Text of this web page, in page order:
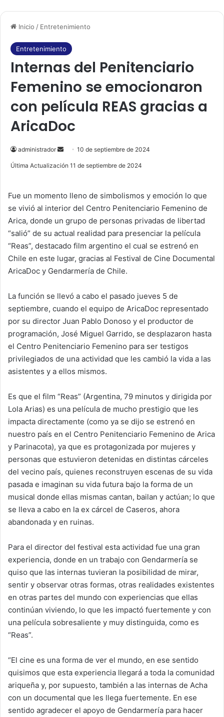
Inicio / Entretenimiento
Entretenimiento
Internas del Penitenciario
Femenino se emocionaron
con película REAS gracias a
AricaDoc
administrador
e
a
n
e
m
a
i
l
10 de septiembre de 2024
Última Actualización 11 de septiembre de 2024
Fue un momento lleno de simbolismos y emoción lo que
se vivió al interior del Centro Penitenciario Femenino de
Arica, donde un grupo de personas privadas de libertad
“salió” de su actual realidad para presenciar la película
“Reas”, destacado film argentino el cual se estrenó en
Chile en este lugar, gracias al Festival de Cine Documental
AricaDoc y Gendarmería de Chile.
La función se llevó a cabo el pasado jueves 5 de
septiembre, cuando el equipo de AricaDoc representado
por su director Juan Pablo Donoso y el productor de
programación, José Miguel Garrido, se desplazaron hasta
el Centro Penitenciario Femenino para ser testigos
privilegiados de una actividad que les cambió la vida a las
asistentes y a ellos mismos.
Es que el film “Reas” (Argentina, 79 minutos y dirigida por
Lola Arias) es una película de mucho prestigio que les
impacta directamente (como ya se dijo se estrenó en
nuestro país en el Centro Penitenciario Femenino de Arica
y Parinacota), ya que es protagonizada por mujeres y
personas que estuvieron detenidas en distintas cárceles
del vecino país, quienes reconstruyen escenas de su vida
pasada e imaginan su vida futura bajo la forma de un
musical donde ellas mismas cantan, bailan y actúan; lo que
se lleva a cabo en la ex cárcel de Caseros, ahora
abandonada y en ruinas.
Para el director del festival esta actividad fue una gran
experiencia, donde en un trabajo con Gendarmería se
quiso que las internas tuvieran la posibilidad de mirar,
sentir y observar otras formas, otras realidades existentes
en otras partes del mundo con experiencias que ellas
continúan viviendo, lo que les impactó fuertemente y con
una película sobresaliente y muy distinguida, como es
“Reas”.
“El cine es una forma de ver el mundo, en ese sentido
quisimos que esta experiencia llegará a toda la comunidad
ariqueña y, por supuesto, también a las internas de Acha
con un documental que les llega fuertemente. En ese
sentido agradecer el apoyo de Gendarmería para hacer
a
o
o
o
u
b
e